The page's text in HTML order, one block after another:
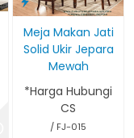
Meja Makan Jati
Solid Ukir Jepara
Mewah
*Harga Hubungi
CS
/ FJ-015